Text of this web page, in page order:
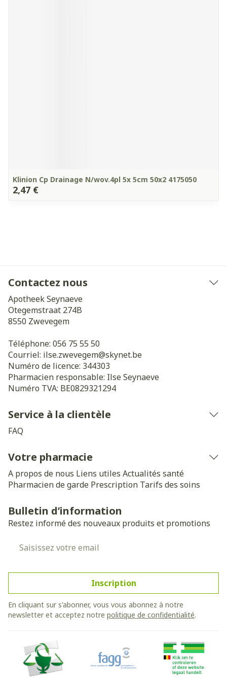
Klinion Cp Drainage N/wov.4pl 5x 5cm 50x2 4175050
2,47 €
Contactez nous
Apotheek Seynaeve
Otegemstraat 274B
8550 Zwevegem
Téléphone: 056 75 55 50
Courriel: ilse.zwevegem@skynet.be
Numéro de licence: 344303
Pharmacien responsable: Ilse Seynaeve
Numéro TVA: BE0829321294
Service à la clientèle
FAQ
Votre pharmacie
A propos de nous Liens utiles Actualités santé
Pharmacien de garde Prescription Tarifs des soins
Bulletin d’information
Restez informé des nouveaux produits et promotions
Inscription
En cliquant sur s'abonner, vous vous abonnez à notre
newsletter et acceptez notre politique de confidentialité.